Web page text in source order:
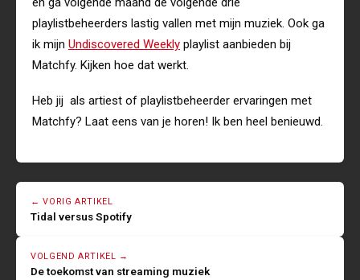
playlistbeheerders lastig vallen met mijn muziek. Ook ga
ik mijn Undiscovered Weekly playlist aanbieden bij
Matchfy. Kijken hoe dat werkt.
Heb jij als artiest of playlistbeheerder ervaringen met
Matchfy? Laat eens van je horen! Ik ben heel benieuwd.
← VORIG ARTIKEL
Tidal versus Spotify
VOLGEND ARTIKEL →
De toekomst van streaming muziek